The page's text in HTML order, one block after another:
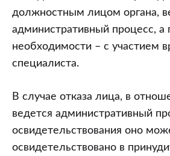
должностным лицом органа,
административный процесс, а
необходимости – с участием
специалиста.
В случае отказа лица, в
ведется административный
освидетельствования оно
освидетельствовано в